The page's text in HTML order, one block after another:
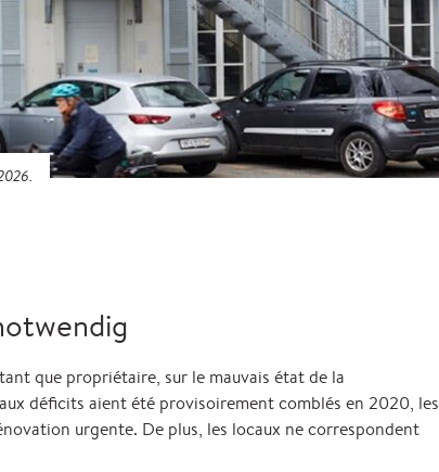
que propriétaire, sur le mauvais état de la
déficits aient été provisoirement comblés en 2020, les
urgente. De plus, les locaux ne correspondent